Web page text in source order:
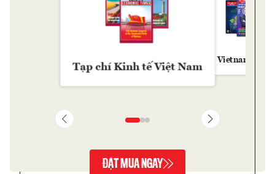
Tạp chí Kinh tế Việt Nam
Vietnam
ĐẶT MUA NGAY